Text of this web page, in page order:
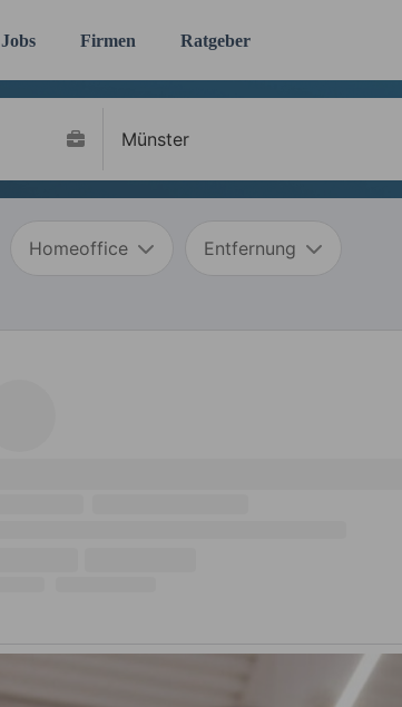
Jobs Firmen Ratgeber
Homeoffice Entfernung